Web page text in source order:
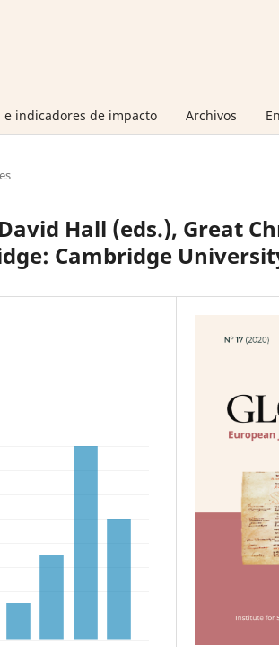
e indicadores de impacto Archivos
Hall (eds.), Great
Cambridge